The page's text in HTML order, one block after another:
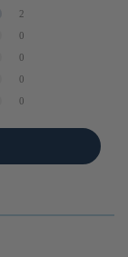
2
0
0
0
0